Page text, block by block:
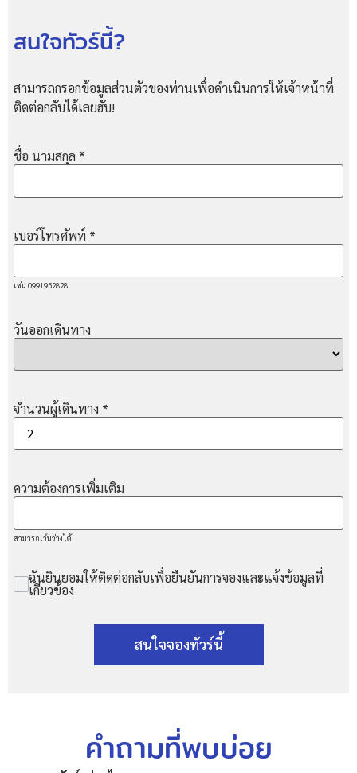
สนใจทัวร์นี้?
สามารถกรอกข้อมูลส่วนตัวของท่านเพื่อดำเนินการให้เจ้าหน้าที่
ติดต่อกลับได้เลยฮับ!
ชื่อ นามสกุล *
เบอร์โทรศัพท์ *
เช่น 0991952828
วันออกเดินทาง
จำนวนผู้เดินทาง *
ความต้องการเพิ่มเติม
สามารถเว้นว่างได้
ฉันยินยอมให้ติดต่อกลับเพื่อยืนยันการจองและแจ้งข้อมูลที่
เกี่ยวข้อง
สนใจจองทัวร์นี้
คำถามที่พบบ่อย